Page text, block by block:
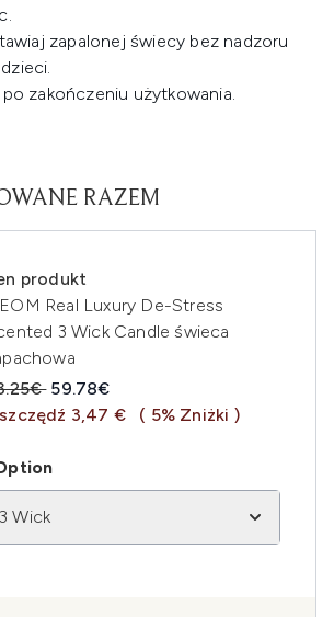
zapalonej świecy bez nadzoru
po zakończeniu użytkowania.
RAZEM
produkt
Real Luxury De-Stress
3 Wick Candle świeca
cena detaliczna:
Aktualna cena:
59.78€
3,47 €
( 5% Zniżki )
3 Wick